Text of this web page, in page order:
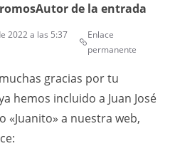
Autor de la entrada
2022 a las 5:37
Enlace
permanente
gracias por tu
hemos incluido a Juan José
«Juanito» a nuestra web,